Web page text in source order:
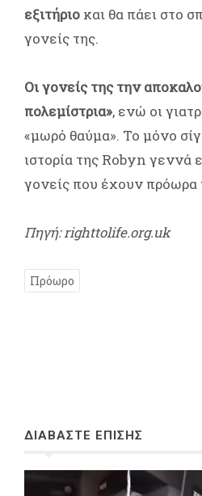
εξιτήριο και θα πάει στο
γονείς της.
Οι γονείς της την
πολεμίστρια», ενώ οι
«μωρό θαύμα». Το μόνο
ιστορία της Robyn γεννά
γονείς που έχουν πρόωρα
Πηγή: righttolife.org.uk
Πρόωρο
ΔΙΑΒΑΣΤΕ ΕΠΙΣΗΣ